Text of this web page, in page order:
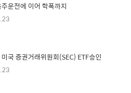
운전에 이어 학폭까지
국 증권거래위원회(SEC) ETF승인